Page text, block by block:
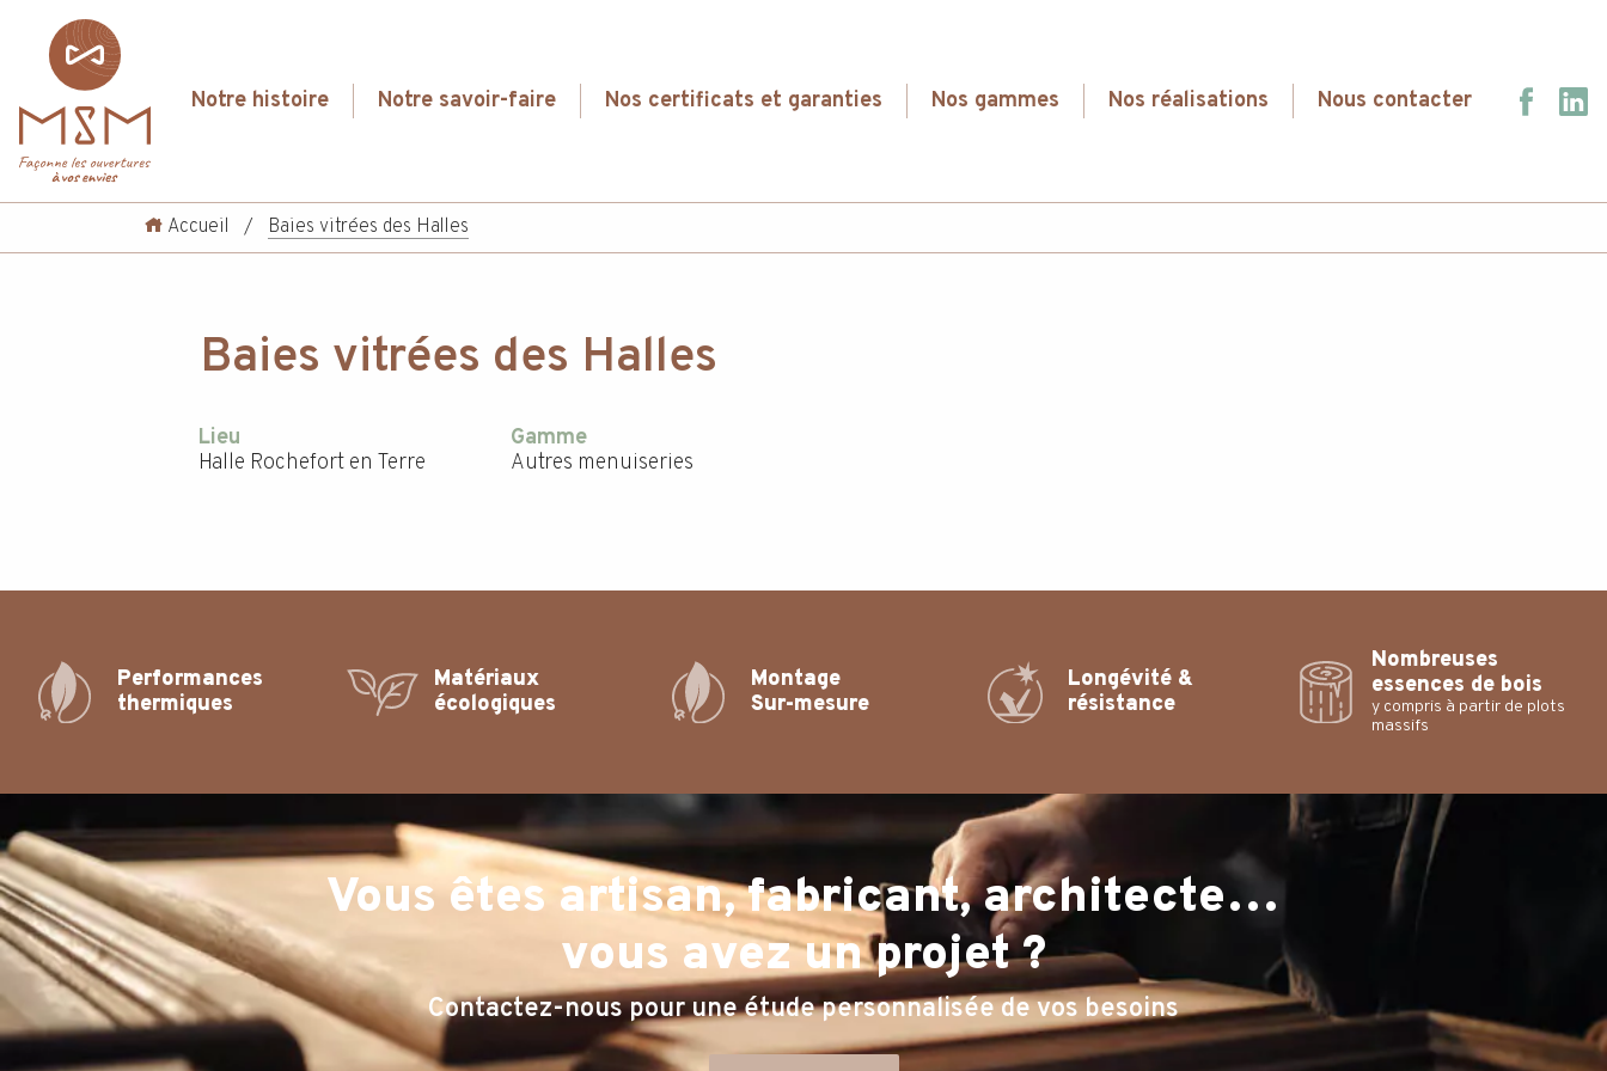
Notre histoire Notre savoir-faire Nos certificats et garanties Nos gammes Nos réalisations Nous contacter
Accueil / Baies vitrées des Halles
Baies vitrées des Halles
Lieu
Halle Rochefort en Terre
Gamme
Autres menuiseries
Performances
thermiques
Matériaux
écologiques
Montage
Sur-mesure
Longévité &
résistance
Nombreuses
essences de bois
y compris à partir de plots
massifs
Vous êtes artisan, fabricant, architecte…
vous avez un projet ?
Contactez-nous pour une étude personnalisée de vos besoins